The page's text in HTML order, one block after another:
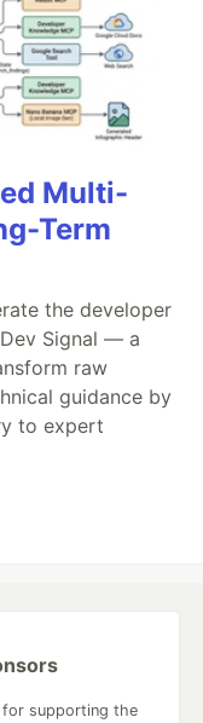
Multi-
Term
the developer
Signal — a
raw
guidance by
to expert
for supporting the